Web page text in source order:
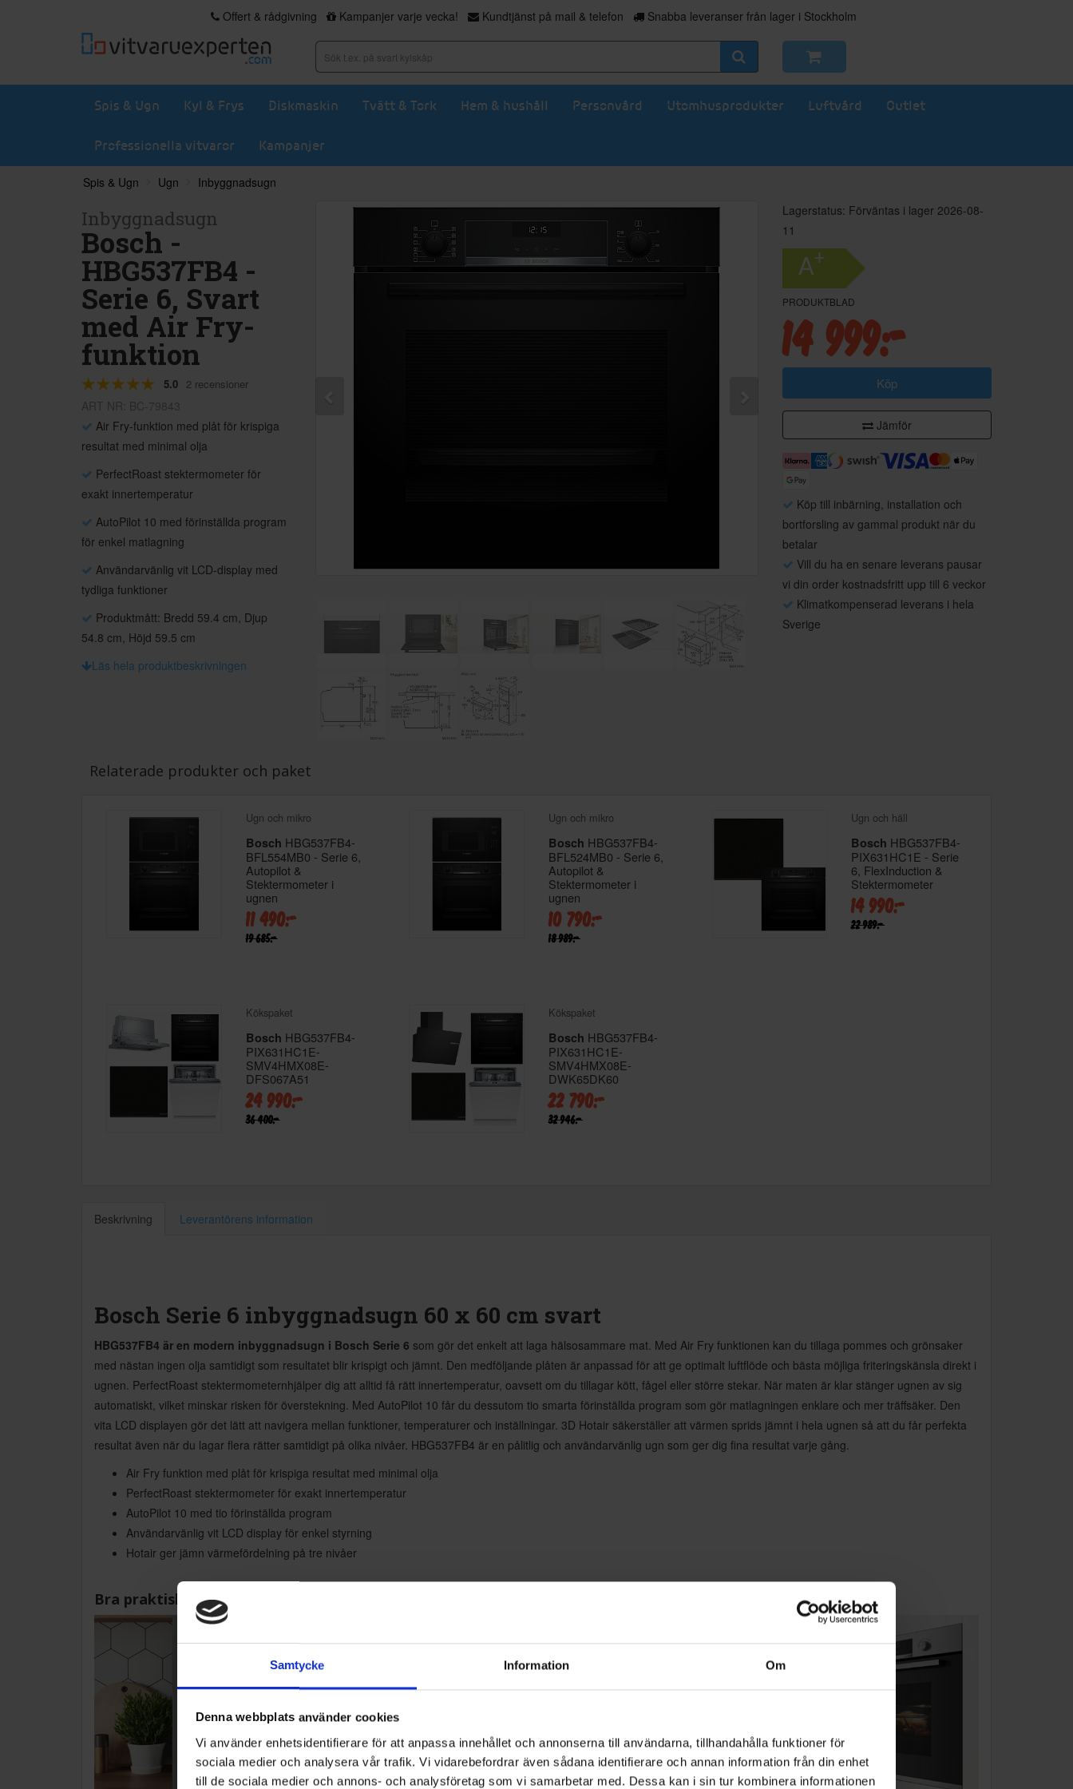
Samtycke Information Om
Denna webbplats använder cookies
Vi använder enhetsidentifierare för att anpassa innehållet och annonserna till användarna, tillhandahålla funktioner för
sociala medier och analysera vår trafik. Vi vidarebefordrar även sådana identifierare och annan information från din enhet
till de sociala medier och annons- och analysföretag som vi samarbetar med. Dessa kan i sin tur kombinera informationen
Offert & rådgivning Kampanjer varje vecka! Kundtjänst på mail & telefon Snabba leveranser från lager i Stockholm
Spis & Ugn Kyl & Frys Diskmaskin Tvätt & Tork Hem & hushåll Personvård Utomhusprodukter Luftvård Outlet
Professionella vitvaror Kampanjer
Spis & Ugn Ugn Inbyggnadsugn
Inbyggnadsugn
Bosch -
HBG537FB4 -
Serie 6, Svart
med Air Fry-
funktion
5.0 2 recensioner
Air Fry-funktion med plåt för krispiga
resultat med minimal olja
PerfectRoast stektermometer för
exakt innertemperatur
AutoPilot 10 med förinställda program
för enkel matlagning
Användarvänlig vit LCD-display med
tydliga funktioner
Produktmått: Bredd 59.4 cm, Djup
54.8 cm, Höjd 59.5 cm
Läs hela produktbeskrivningen
Lagerstatus: Förväntas i lager 2026-08-
11
A+
PRODUKTBLAD
14 999:-
Köp
Jämför
Köp till inbärning, installation och
bortforsling av gammal produkt när du
betalar
Vill du ha en senare leverans pausar
vi din order kostnadsfritt upp till 6 veckor
Klimatkompenserad leverans i hela
Sverige
Relaterade produkter och paket
Ugn och mikro
Bosch HBG537FB4-
BFL554MB0 - Serie 6,
Autopilot &
Stektermometer i
ugnen
11 490:-
19 685:-
Ugn och mikro
Bosch HBG537FB4-
BFL524MB0 - Serie 6,
Autopilot &
Stektermometer i
ugnen
10 790:-
18 989:-
Ugn och häll
Bosch HBG537FB4-
PIX631HC1E - Serie
6, FlexInduction &
Stektermometer
14 990:-
22 989:-
Kökspaket
Bosch HBG537FB4-
PIX631HC1E-
SMV4HMX08E-
DFS067A51
24 990:-
36 400:-
Kökspaket
Bosch HBG537FB4-
PIX631HC1E-
SMV4HMX08E-
DWK65DK60
22 790:-
32 946:-
Beskrivning Leverantörens information
Bosch Serie 6 inbyggnadsugn 60 x 60 cm svart
HBG537FB4 är en modern inbyggnadsugn i Bosch Serie 6 som gör det enkelt att laga hälsosammare mat. Med Air Fry funktionen kan du tillaga pommes och grönsaker
med nästan ingen olja samtidigt som resultatet blir krispigt och jämnt. Den medföljande plåten är anpassad för att ge optimalt luftflöde och bästa möjliga friteringskänsla direkt i
ugnen. PerfectRoast stektermometernhjälper dig att alltid få rätt innertemperatur, oavsett om du tillagar kött, fågel eller större stekar. När maten är klar stänger ugnen av sig
automatiskt, vilket minskar risken för överstekning. Med AutoPilot 10 får du dessutom tio smarta förinställda program som gör matlagningen enklare och mer träffsäker. Den
vita LCD displayen gör det lätt att navigera mellan funktioner, temperaturer och inställningar. 3D Hotair säkerställer att värmen sprids jämnt i hela ugnen så att du får perfekta
resultat även när du lagar flera rätter samtidigt på olika nivåer. HBG537FB4 är en pålitlig och användarvänlig ugn som ger dig fina resultat varje gång.
Air Fry funktion med plåt för krispiga resultat med minimal olja
PerfectRoast stektermometer för exakt innertemperatur
AutoPilot 10 med tio förinställda program
Användarvänlig vit LCD display för enkel styrning
Hotair ger jämn värmefördelning på tre nivåer
Bra praktiska funktioner: